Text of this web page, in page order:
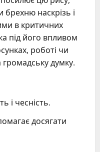
брехню наскрізь і
в критичних
під його впливом
роботі чи
громадську думку.
і чесність.
досягати